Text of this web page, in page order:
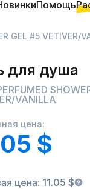
Помощь
GEL #5 VETIVER/
для душа
VANILLA
цена:
$
цена: 11.05 $